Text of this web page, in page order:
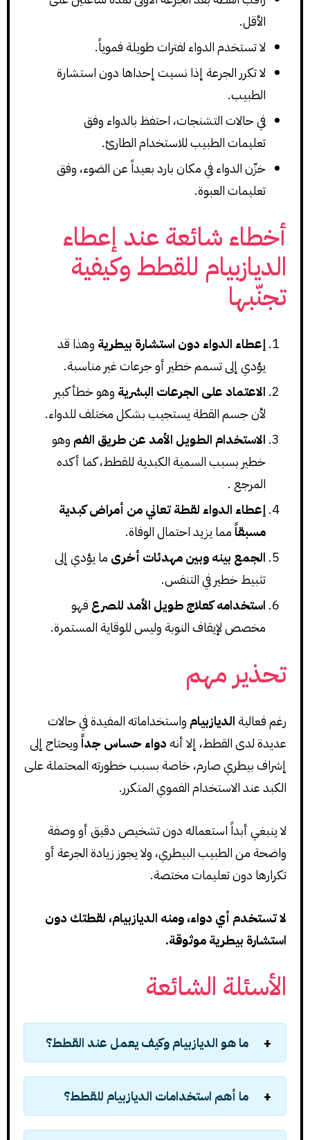
الأقل.
لا تستخدم الدواء لفترات طويلة فموياً.
لا تكرر الجرعة إذا نسيت إحداها دون استشارة
الطبيب.
في حالات التشنجات، احتفظ بالدواء وفق
تعليمات الطبيب للاستخدام الطارئ.
خزّن الدواء في مكان بارد بعيداً عن الضوء، وفق
تعليمات العبوة.
أخطاء شائعة عند إعطاء
الديازبيام للقطط وكيفية
تجنّبها
إعطاء الدواء دون استشارة بيطرية وهذا قد
يؤدي إلى تسمم خطير أو جرعات غير مناسبة.
الاعتماد على الجرعات البشرية وهو خطأ كبير
لأن جسم القطة يستجيب بشكل مختلف للدواء.
الاستخدام الطويل الأمد عن طريق الفم وهو
خطير بسبب السمية الكبدية للقطط، كما أكده
المرجع .
إعطاء الدواء لقطة تعاني من أمراض كبدية
مسبقاًمما يزيد احتمال الوفاة.
الجمع بينه وبين مهدئات أخرى ما يؤدي إلى
تثبيط خطير في التنفس.
استخدامه كعلاج طويل الأمد للصرع فهو
مخصص لإيقاف النوبة وليس للوقاية المستمرة.
تحذير مهم
رغم فعاليةالديازبيام واستخداماته المفيدة في حالات
عديدة لدى القطط، إلا أنهدواء حساس جداًويحتاج إلى
إشراف بيطري صارم، خاصة بسبب خطورته المحتملة على
الكبد عند الاستخدام الفموي المتكرر.
لا ينبغي أبداً استعماله دون تشخيص دقيق أو وصفة
واضحة من الطبيب البيطري، ولا يجوز زيادة الجرعة أو
تكرارها دون تعليمات مختصة.
لا تستخدم أي دواء، ومنه الديازبيام، لقطتك دون
استشارة بيطرية موثوقة.
الأسئلة الشائعة
ما هو الديازبيام وكيف يعمل عند القطط؟
ما أهم استخدامات الديازبيام للقطط؟